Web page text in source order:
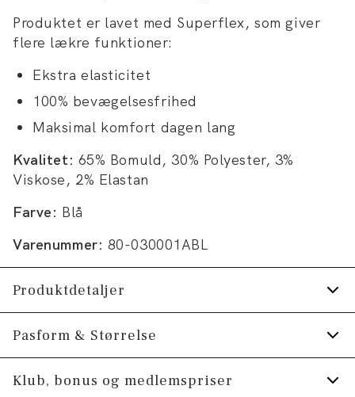
Produktet er lavet med Superflex, som giver
flere lækre funktioner:
Ekstra elasticitet
100% bevægelsesfrihed
Maksimal komfort dagen lang
Kvalitet: 65% Bomuld, 30% Polyester, 3%
Viskose, 2% Elastan
Farve: Blå
Varenummer: 80-030001ABL
Produktdetaljer
Lys vask.
Lavet med Superflex, der giver ekstra
elasticitet og komfort.
Pasform & Størrelse
Fit:Tapered fit
Klub, bonus og medlemspriser